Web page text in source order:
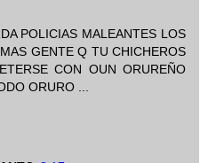
POLICIAS MALEANTES LOS
GENTE Q TU CHICHEROS
CON OUN ORUREÑO
ORURO ...